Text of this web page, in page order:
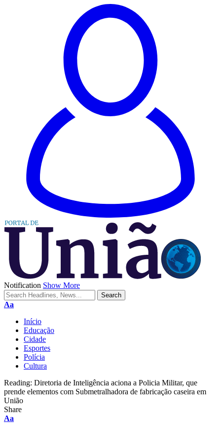
Notification Show More
Aa
Início
Educação
Cidade
Esportes
Polícia
Cultura
Reading: Diretoria de Inteligência aciona a Policia Militar, que
prende elementos com Submetralhadora de fabricação caseira em
União
Share
Aa